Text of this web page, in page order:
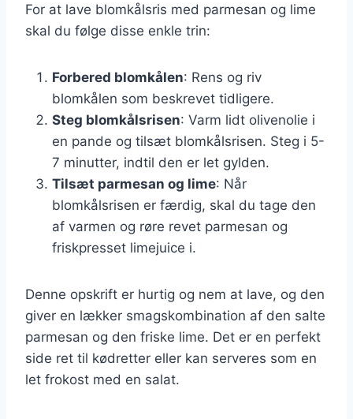
For at lave blomkålsris med parmesan og lime
skal du følge disse enkle trin:
Forbered blomkålen: Rens og riv
blomkålen som beskrevet tidligere.
Steg blomkålsrisen: Varm lidt olivenolie i
en pande og tilsæt blomkålsrisen. Steg i 5-
7 minutter, indtil den er let gylden.
Tilsæt parmesan og lime: Når
blomkålsrisen er færdig, skal du tage den
af varmen og røre revet parmesan og
friskpresset limejuice i.
Denne opskrift er hurtig og nem at lave, og den
giver en lækker smagskombination af den salte
parmesan og den friske lime. Det er en perfekt
side ret til kødretter eller kan serveres som en
let frokost med en salat.